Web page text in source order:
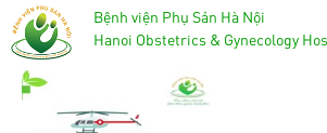
Bệnh viện Phụ Sản Hà Nội
Hanoi Obstetrics & Gynecology